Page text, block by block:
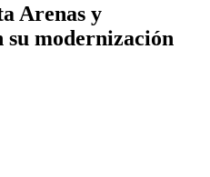
Arenas y
su modernización